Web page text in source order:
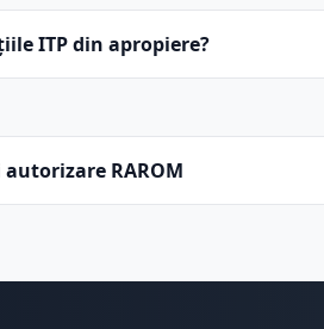
ITP din apropiere?
RAROM